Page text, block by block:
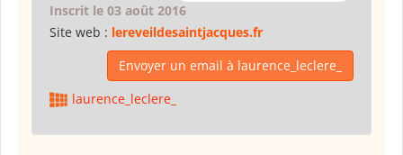
Inscrit le 03 août 2016
Site web : lereveildesaintjacques.fr
Envoyer un email à laurence_leclere_
laurence_leclere_